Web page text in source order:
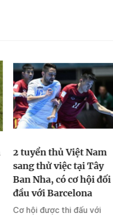
2 tuyển thủ Việt Nam
sang thử việc tại Tây
Ban Nha, có cơ hội đối
đầu với Barcelona
Cơ hội được thi đấu với